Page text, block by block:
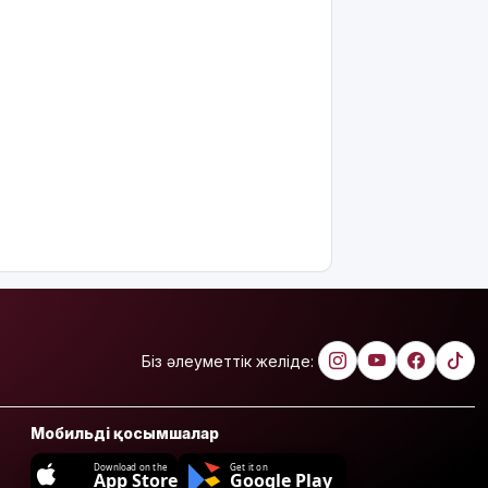
Біз әлеуметтік желіде:
Мобильді қосымшалар
Download on the
App Store
Get it on
Google Play